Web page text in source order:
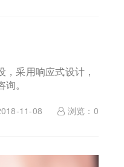
采用响应式设计，
。
11-08 浏览： 0